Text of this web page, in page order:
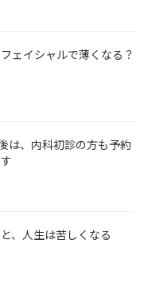
ェイシャルで薄くなる？
は、内科初診の方も予約
、人生は苦しくなる